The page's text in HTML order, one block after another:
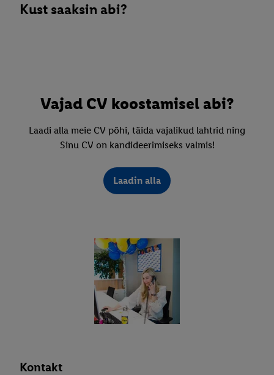
Kust saaksin abi?
Vajad CV koostamisel abi?
Laadi alla meie CV põhi, täida vajalikud lahtrid ning
Sinu CV on kandideerimiseks valmis!
Laadin alla
Kontakt